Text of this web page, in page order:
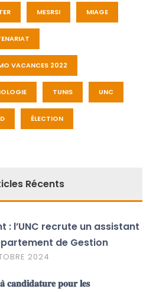
MESRSI MIAGE
VACANCES 2022
TUNIS UNC
ÉLECTION
Récents
: l’UNC recrute un assistant
de Gestion
2024
𝐜𝐚𝐧𝐝𝐢𝐝𝐚𝐭𝐮𝐫𝐞 𝐩𝐨𝐮𝐫 𝐥𝐞𝐬